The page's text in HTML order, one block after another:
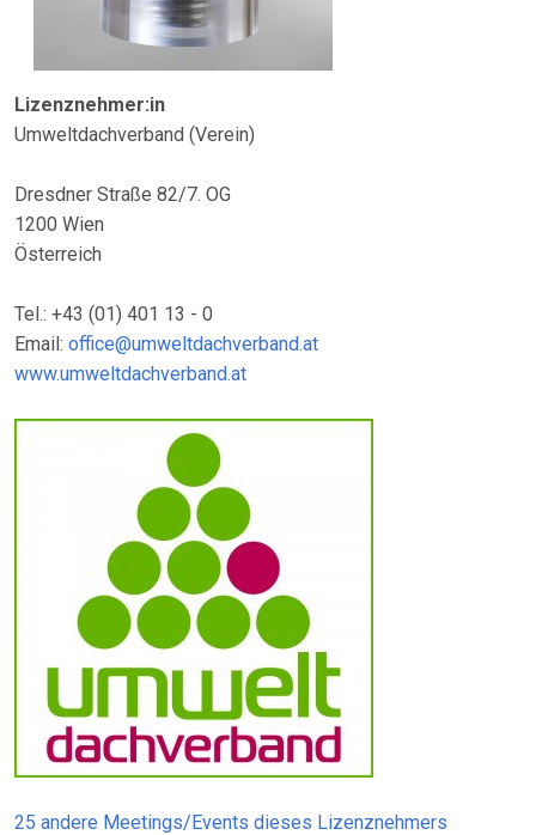
Lizenznehmer:in
Umweltdachverband (Verein)
Dresdner Straße 82/7. OG
1200 Wien
Österreich
Tel.: +43 (01) 401 13 - 0
Email: office@umweltdachverband.at
www.umweltdachverband.at
25 andere Meetings/Events dieses Lizenznehmers